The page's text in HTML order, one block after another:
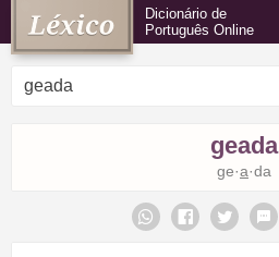
Dicionário de
Português Online
geada
ge·a·da